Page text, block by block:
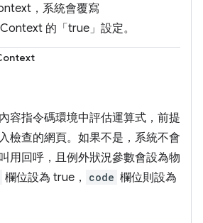
，系統會覆寫
的「true」設定。
容指令碼環境中評估運算式，前提
檢查的網頁。如果不是，系統不會
用回呼，且例外狀況參數會設為物
欄位設為 true， code 欄位則設為